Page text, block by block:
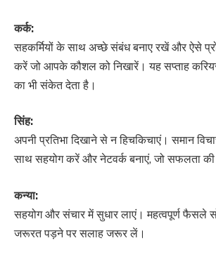
कर्क:
सहकर्मियों के साथ अच्छे संबंध बनाए रखें और ऐसे
करें जो आपके कौशल को निखारें। यह सप्ताह
का भी संकेत देता है।
सिंह:
अपनी प्रतिभा दिखाने से न हिचकिचाएं। समान
साथ सहयोग करें और नेटवर्क बनाएं, जो सफलता की
कन्या:
सहयोग और संचार में सुधार लाएं। महत्वपूर्ण
जरूरत पड़ने पर सलाह जरूर लें।